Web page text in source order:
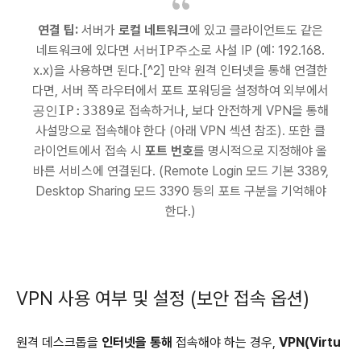
연결 팁: 서버가 로컬 네트워크에 있고 클라이언트도 같은
네트워크에 있다면 서버IP주소로 사설 IP (예: 192.168.
x.x)을 사용하면 된다.[^2] 만약 원격 인터넷을 통해 연결한
다면, 서버 쪽 라우터에서 포트 포워딩을 설정하여 외부에서
공인IP:3389로 접속하거나, 보다 안전하게 VPN을 통해
사설망으로 접속해야 한다 (아래 VPN 섹션 참조). 또한 클
라이언트에서 접속 시 포트 번호를 명시적으로 지정해야 올
바른 서비스에 연결된다. (Remote Login 모드 기본 3389,
Desktop Sharing 모드 3390 등의 포트 구분을 기억해야
한다.)
VPN 사용 여부 및 설정 (보안 접속 옵션)
원격 데스크톱을 인터넷을 통해 접속해야 하는 경우, VPN(Virtu